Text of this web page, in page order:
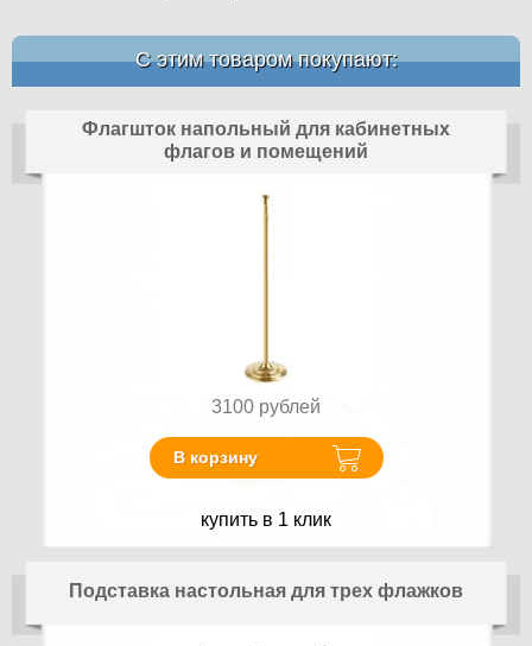
С этим товаром покупают:
Флагшток напольный для кабинетных
флагов и помещений
3100 рублей
В корзину
купить в 1 клик
Подставка настольная для трех флажков